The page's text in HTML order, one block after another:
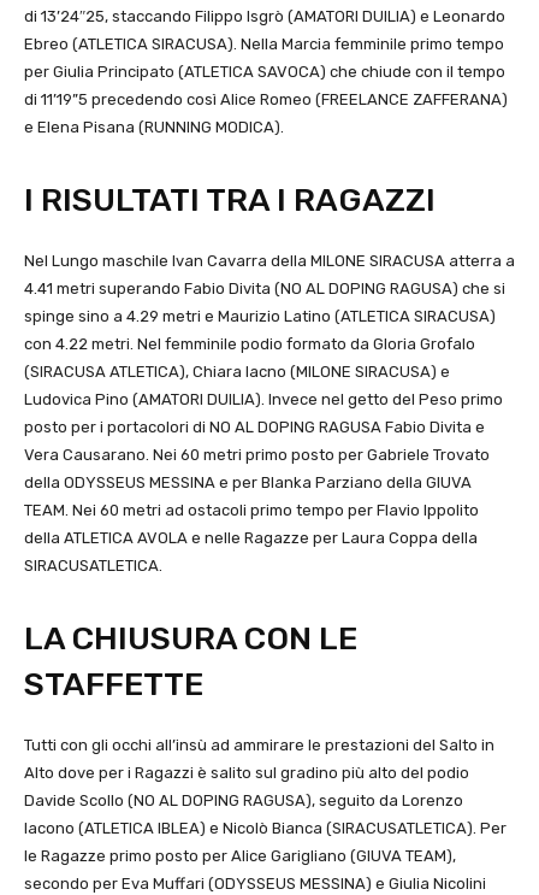
di 13’24″25, staccando Filippo Isgrò (AMATORI DUILIA) e Leonardo
Ebreo (ATLETICA SIRACUSA). Nella Marcia femminile primo tempo
per Giulia Principato (ATLETICA SAVOCA) che chiude con il tempo
di 11’19”5 precedendo così Alice Romeo (FREELANCE ZAFFERANA)
e Elena Pisana (RUNNING MODICA).
I RISULTATI TRA I RAGAZZI
Nel Lungo maschile Ivan Cavarra della MILONE SIRACUSA atterra a
4.41 metri superando Fabio Divita (NO AL DOPING RAGUSA) che si
spinge sino a 4.29 metri e Maurizio Latino (ATLETICA SIRACUSA)
con 4.22 metri. Nel femminile podio formato da Gloria Grofalo
(SIRACUSA ATLETICA), Chiara Iacno (MILONE SIRACUSA) e
Ludovica Pino (AMATORI DUILIA). Invece nel getto del Peso primo
posto per i portacolori di NO AL DOPING RAGUSA Fabio Divita e
Vera Causarano. Nei 60 metri primo posto per Gabriele Trovato
della ODYSSEUS MESSINA e per Blanka Parziano della GIUVA
TEAM. Nei 60 metri ad ostacoli primo tempo per Flavio Ippolito
della ATLETICA AVOLA e nelle Ragazze per Laura Coppa della
SIRACUSATLETICA.
LA CHIUSURA CON LE
STAFFETTE
Tutti con gli occhi all’insù ad ammirare le prestazioni del Salto in
Alto dove per i Ragazzi è salito sul gradino più alto del podio
Davide Scollo (NO AL DOPING RAGUSA), seguito da Lorenzo
Iacono (ATLETICA IBLEA) e Nicolò Bianca (SIRACUSATLETICA). Per
le Ragazze primo posto per Alice Garigliano (GIUVA TEAM),
secondo per Eva Muffari (ODYSSEUS MESSINA) e Giulia Nicolini